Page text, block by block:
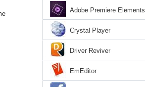
Adobe Premiere Elements
Crystal Player
Driver Reviver
EmEditor